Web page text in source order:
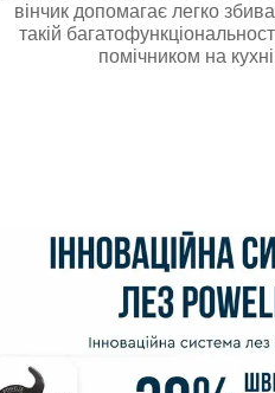
вінчик допомагає легко
такій
помічником на